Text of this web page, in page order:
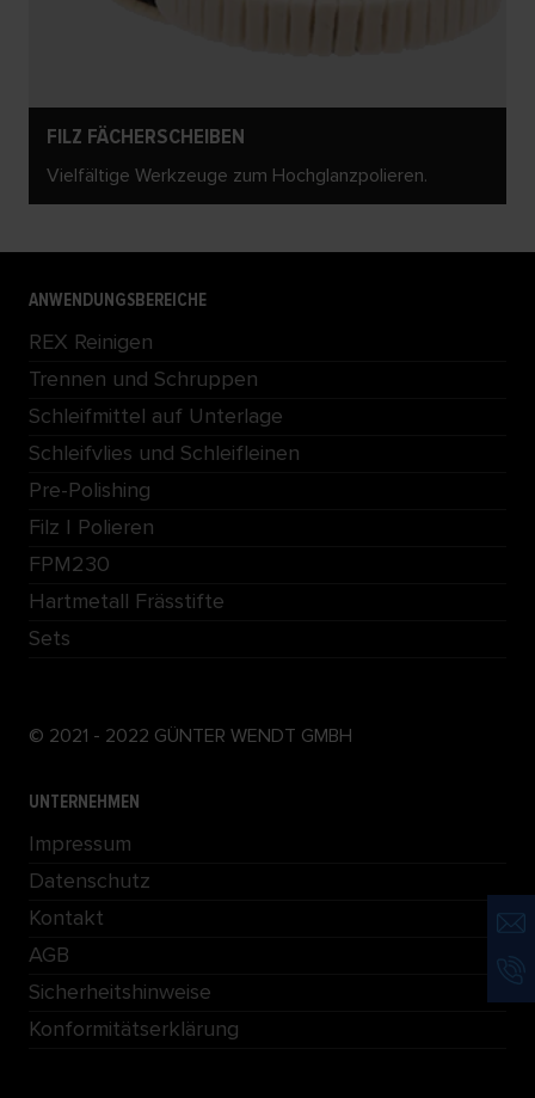
FILZ FÄCHERSCHEIBEN
Vielfältige Werkzeuge zum Hochglanzpolieren.
ANWENDUNGSBEREICHE
REX Reinigen
Trennen und Schruppen
Schleifmittel auf Unterlage
Schleifvlies und Schleifleinen
Pre-Polishing
Filz | Polieren
FPM230
Hartmetall Frässtifte
Sets
© 2021 - 2022 GÜNTER WENDT GMBH
UNTERNEHMEN
Impressum
Datenschutz
Kontakt
AGB
Sicherheitshinweise
Konformitätserklärung